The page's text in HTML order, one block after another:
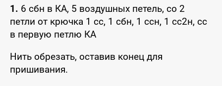
1. 6 сбн в КА, 5 воздушных петель, со 2
петли от крючка 1 сс, 1 сбн, 1 ссн, 1 сс2н, сс
в первую петлю КА
Нить обрезать, оставив конец для
пришивания.